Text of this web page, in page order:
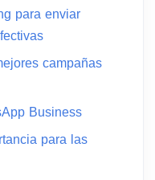
para enviar
campañas
Business
para las